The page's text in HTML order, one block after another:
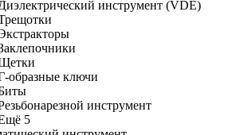
инструмент (VDE)
образные ключи
инструмент
5